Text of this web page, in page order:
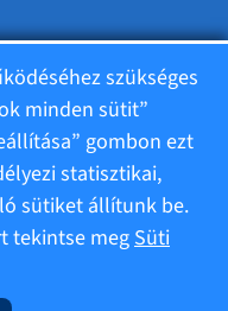
szükséges
minden sütit”
gombon ezt
statisztikai,
sütiket állítunk be.
tekintse megSüti